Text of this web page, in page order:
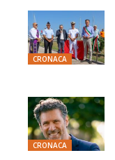
CRONACA
CRONACA